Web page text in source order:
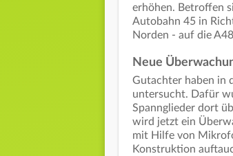
erhöhen. Betroffen
Autobahn 45 in
Norden - auf die
Neue
Gutachter haben in
untersucht. Dafür
Spannglieder dort
wird jetzt ein
mit Hilfe von
Konstruktion